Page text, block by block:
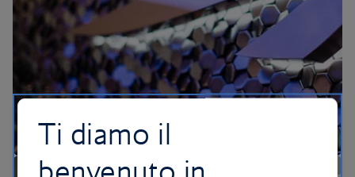
Ti diamo il